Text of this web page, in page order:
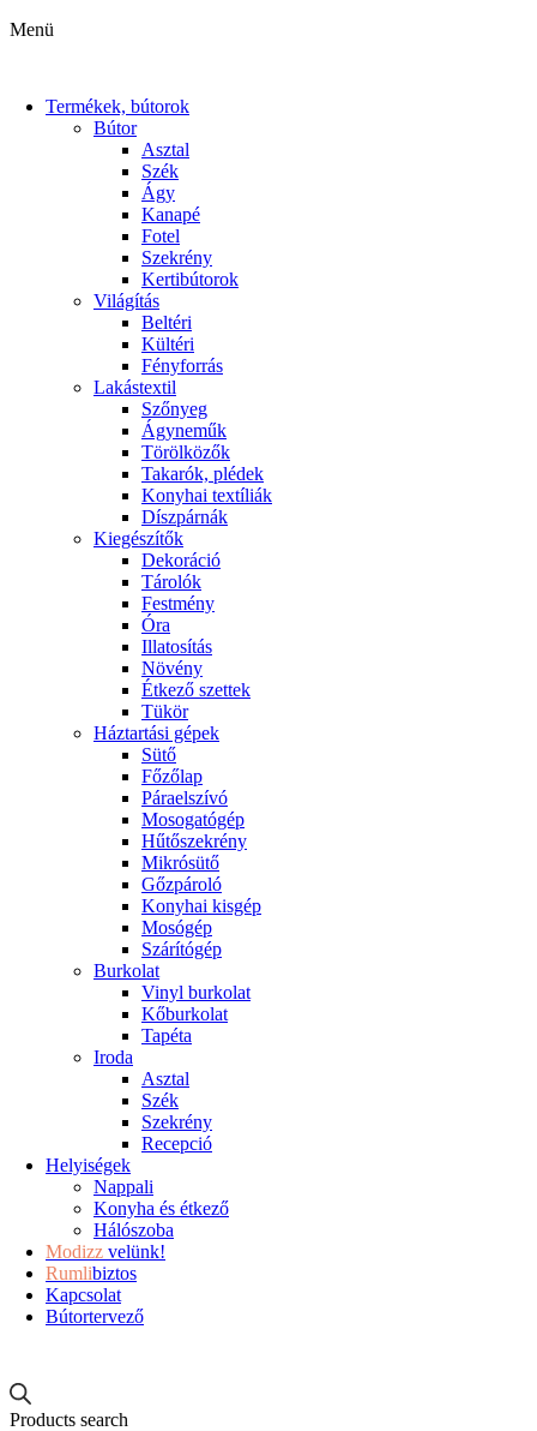
Menü
Termékek, bútorok
Bútor
Asztal
Szék
Ágy
Kanapé
Fotel
Szekrény
Kertibútorok
Világítás
Beltéri
Kültéri
Fényforrás
Lakástextil
Szőnyeg
Ágyneműk
Törölközők
Takarók, plédek
Konyhai textíliák
Díszpárnák
Kiegészítők
Dekoráció
Tárolók
Festmény
Óra
Illatosítás
Növény
Étkező szettek
Tükör
Háztartási gépek
Sütő
Főzőlap
Páraelszívó
Mosogatógép
Hűtőszekrény
Mikrósütő
Gőzpároló
Konyhai kisgép
Mosógép
Szárítógép
Burkolat
Vinyl burkolat
Kőburkolat
Tapéta
Iroda
Asztal
Szék
Szekrény
Recepció
Helyiségek
Nappali
Konyha és étkező
Hálószoba
Modizz velünk!
Rumlibiztos
Kapcsolat
Bútortervező
Products search